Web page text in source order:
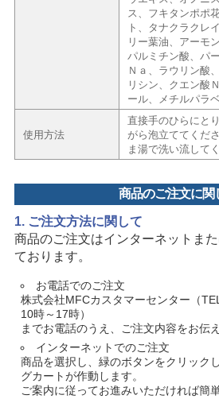
ス、フキタンポポ
ト、タナクラクレ
リー葉油、アーモ
パルミチン酸、パ
Ｎａ、ラウリン酸
リシン、クエン酸
ール、メチルパラ
使用方法
直接手のひらにと
がら泡立ててくだ
ま湯で洗い流して
商品のご注文に関
1. ご注文方法に関して
商品のご注文はインターネットま
ております。
お電話でのご注文
株式会社MFCカスタマーセンター（
10時～17時）
までお電話のうえ、ご注文内容をお伝
インターネットでのご注文
商品を選択し、緑のボタンをクリック
グカートが作動します。
ご案内に従ってお進みいただければ簡